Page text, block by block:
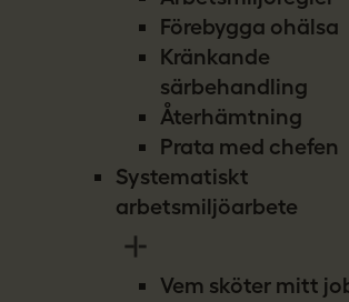
Förebygga ohälsa
Kränkande
särbehandling
Återhämtning
Prata med chefen
Systematiskt
arbetsmiljöarbete
Vem sköter mitt